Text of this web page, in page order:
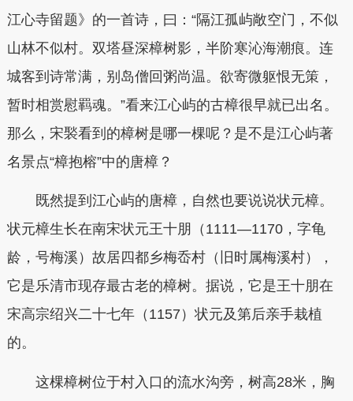
江心寺留题》的一首诗，曰：“隔江孤屿敞空门，不似
山林不似村。双塔昼深樟树影，半阶寒沁海潮痕。连
城客到诗常满，别岛僧回粥尚温。欲寄微躯恨无策，
暂时相赏慰羁魂。”看来江心屿的古樟很早就已出名。
那么，宋褧看到的樟树是哪一棵呢？是不是江心屿著
名景点“樟抱榕”中的唐樟？
既然提到江心屿的唐樟，自然也要说说状元樟。
状元樟生长在南宋状元王十朋（1111—1170，字龟
龄，号梅溪）故居四都乡梅岙村（旧时属梅溪村），
它是乐清市现存最古老的樟树。据说，它是王十朋在
宋高宗绍兴二十七年（1157）状元及第后亲手栽植
的。
这棵樟树位于村入口的流水沟旁，树高28米，胸